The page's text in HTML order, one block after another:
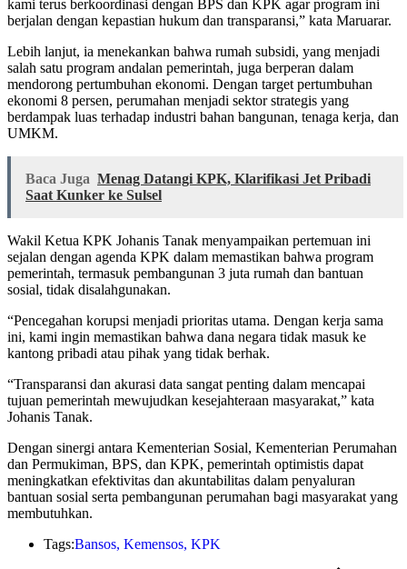
kami terus berkoordinasi dengan BPS dan KPK agar program ini
berjalan dengan kepastian hukum dan transparansi,” kata Maruarar.
Lebih lanjut, ia menekankan bahwa rumah subsidi, yang menjadi
salah satu program andalan pemerintah, juga berperan dalam
mendorong pertumbuhan ekonomi. Dengan target pertumbuhan
ekonomi 8 persen, perumahan menjadi sektor strategis yang
berdampak luas terhadap industri bahan bangunan, tenaga kerja, dan
UMKM.
Baca Juga Menag Datangi KPK, Klarifikasi Jet Pribadi
Saat Kunker ke Sulsel
Wakil Ketua KPK Johanis Tanak menyampaikan pertemuan ini
sejalan dengan agenda KPK dalam memastikan bahwa program
pemerintah, termasuk pembangunan 3 juta rumah dan bantuan
sosial, tidak disalahgunakan.
“Pencegahan korupsi menjadi prioritas utama. Dengan kerja sama
ini, kami ingin memastikan bahwa dana negara tidak masuk ke
kantong pribadi atau pihak yang tidak berhak.
“Transparansi dan akurasi data sangat penting dalam mencapai
tujuan pemerintah mewujudkan kesejahteraan masyarakat,” kata
Johanis Tanak.
Dengan sinergi antara Kementerian Sosial, Kementerian Perumahan
dan Permukiman, BPS, dan KPK, pemerintah optimistis dapat
meningkatkan efektivitas dan akuntabilitas dalam penyaluran
bantuan sosial serta pembangunan perumahan bagi masyarakat yang
membutuhkan.
Tags:Bansos, Kemensos, KPK